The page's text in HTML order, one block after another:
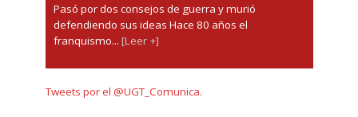
Pasó por dos consejos de guerra y murió
defendiendo sus ideas Hace 80 años el
franquismo... [Leer +]
Tweets por el @UGT_Comunica.